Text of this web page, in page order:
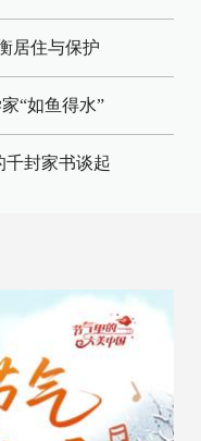
居住与保护
“如鱼得水”
封家书谈起